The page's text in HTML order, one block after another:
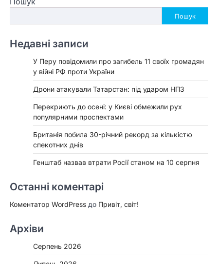
Пошук
Недавні записи
У Перу повідомили про загибель 11 своїх громадян
у війні РФ проти України
Дрони атакували Татарстан: під ударом НПЗ
Перекриють до осені: у Києві обмежили рух
популярними проспектами
Британія побила 30-річний рекорд за кількістю
спекотних днів
Генштаб назвав втрати Росії станом на 10 серпня
Останні коментарі
Коментатор WordPress до Привіт, світ!
Архіви
Серпень 2026